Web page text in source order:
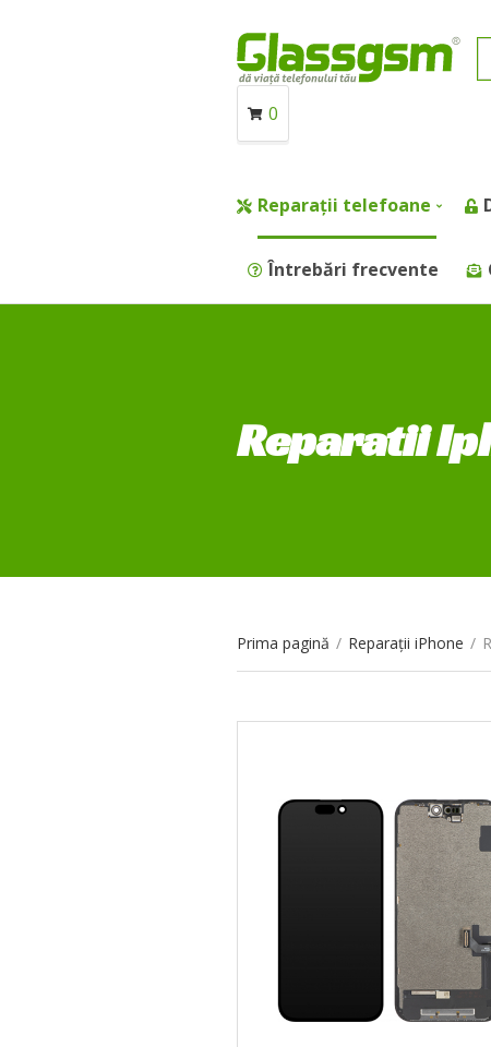
0
Reparații telefoane
Întrebări frecvente
Reparatii
Prima pagină / Reparații iPhone /